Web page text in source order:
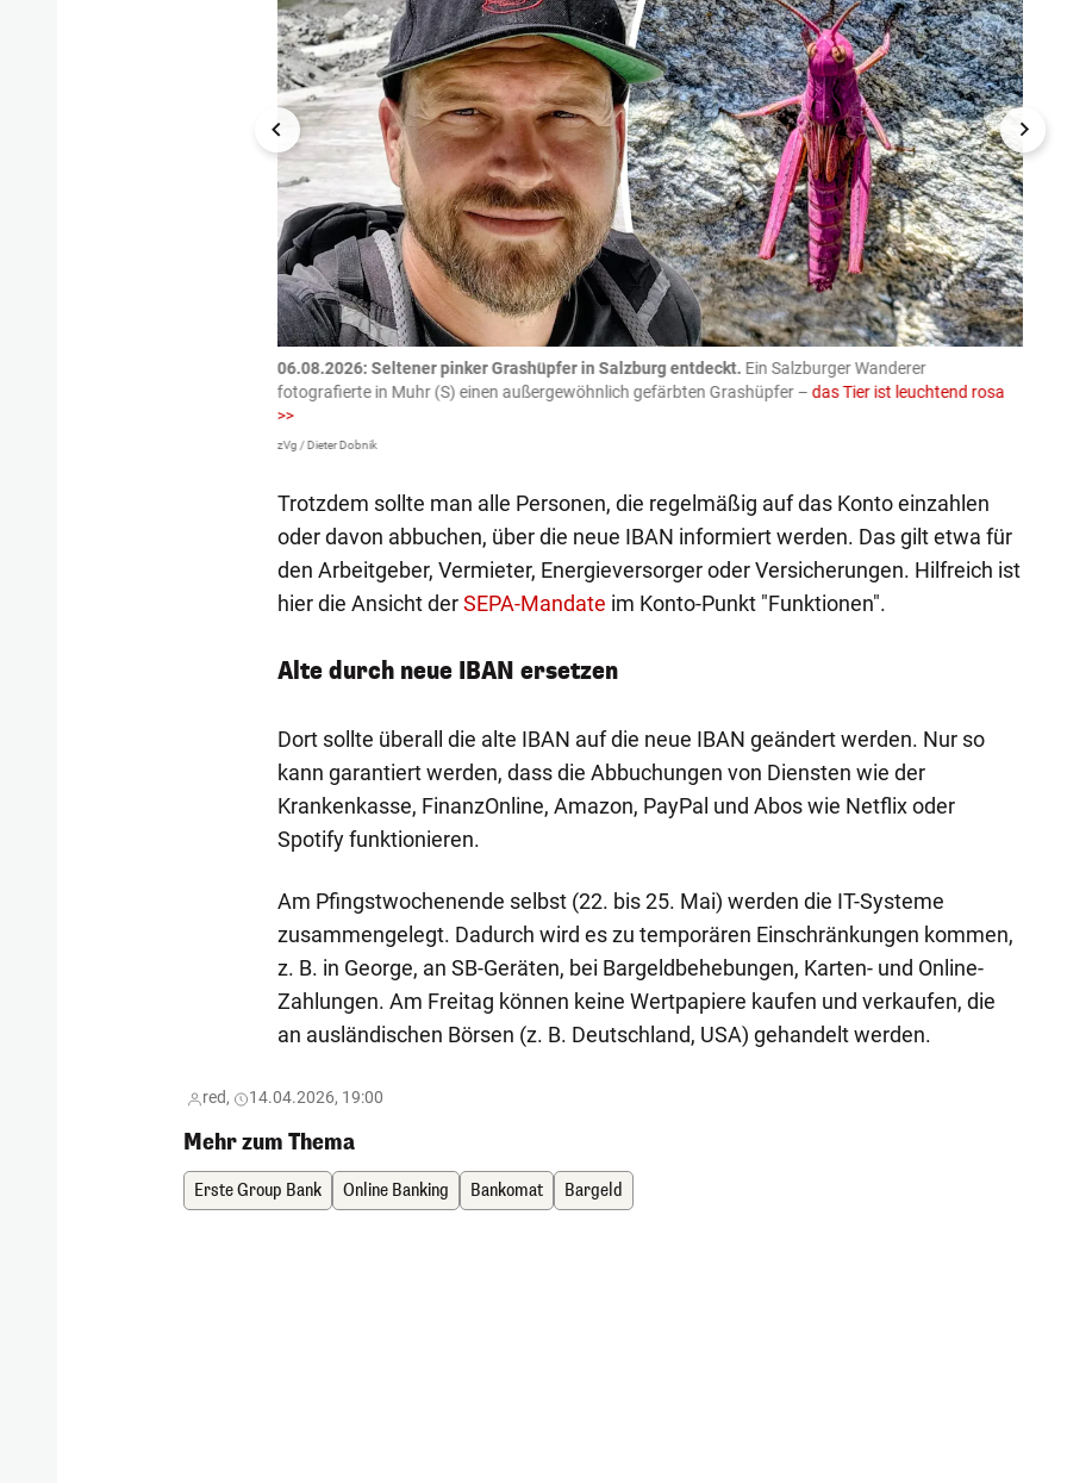
06.08.2026: Seltener pinker Grashüpfer in Salzburg entdeckt. Ein Salzburger Wanderer
fotografierte in Muhr (S) einen außergewöhnlich gefärbten Grashüpfer – das Tier ist leuchtend rosa
>>
zVg / Dieter Dobnik
Trotzdem sollte man alle Personen, die regelmäßig auf das Konto einzahlen
oder davon abbuchen, über die neue IBAN informiert werden. Das gilt etwa für
den Arbeitgeber, Vermieter, Energieversorger oder Versicherungen. Hilfreich ist
hier die Ansicht derSEPA-Mandate im Konto-Punkt "Funktionen".
Alte durch neue IBAN ersetzen
Dort sollte überall die alte IBAN auf die neue IBAN geändert werden. Nur so
kann garantiert werden, dass die Abbuchungen von Diensten wie der
Krankenkasse, FinanzOnline, Amazon, PayPal und Abos wie Netflix oder
Spotify funktionieren.
Am Pfingstwochenende selbst (22. bis 25. Mai) werden die IT-Systeme
zusammengelegt. Dadurch wird es zu temporären Einschränkungen kommen,
z. B. in George, an SB-Geräten, bei Bargeldbehebungen, Karten- und Online-
Zahlungen. Am Freitag können keine Wertpapiere kaufen und verkaufen, die
an ausländischen Börsen (z. B. Deutschland, USA) gehandelt werden.
red, 14.04.2026, 19:00
Mehr zum Thema
Erste Group Bank Online Banking Bankomat Bargeld